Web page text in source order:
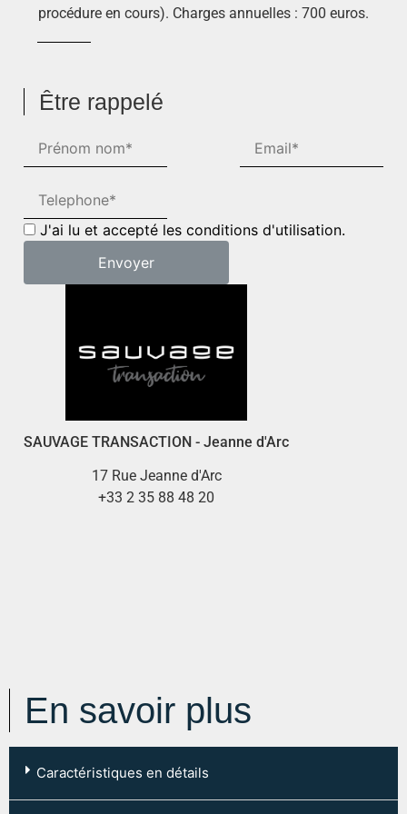
procédure en cours). Charges annuelles : 700 euros.
Être rappelé
J'ai lu et accepté les conditions d'utilisation.
SAUVAGE TRANSACTION - Jeanne d'Arc
17 Rue Jeanne d'Arc
+33 2 35 88 48 20
En savoir plus
Caractéristiques en détails